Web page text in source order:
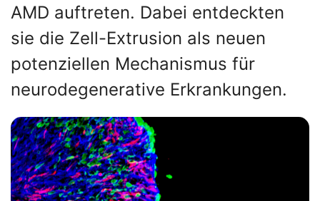
AMD auftreten. Dabei entdeckten
sie die Zell-Extrusion als neuen
potenziellen Mechanismus für
neurodegenerative Erkrankungen.